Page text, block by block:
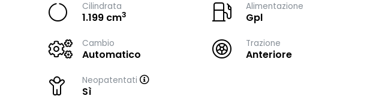
Cilindrata
1.199 cm3
Alimentazione
Gpl
Cambio
Automatico
Trazione
Anteriore
Neopatentati
Sì